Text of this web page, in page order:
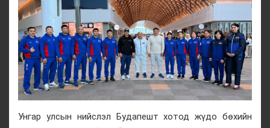
Унгар улсын нийслэл Будапешт хотод жүдо бөхийн